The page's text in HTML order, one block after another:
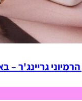
גריינג'ר –